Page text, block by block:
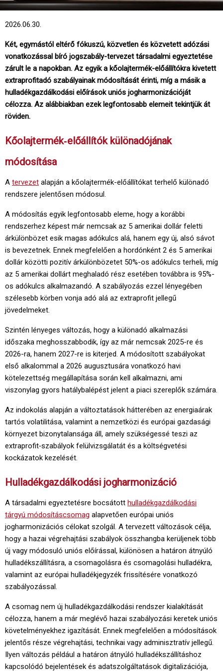
2026.06.30.
Két, egymástól eltérő fókuszú, közvetlen és közvetett adózási
vonatkozással bíró jogszabály-tervezet társadalmi egyeztetése
zárult le a napokban. Az egyik a kőolajtermék-előállítókra kivetett
extraprofitadó szabályainak módosítását érinti, míg a másik a
hulladékgazdálkodási előírások uniós jogharmonizációját
célozza. Az alábbiakban ezek legfontosabb elemeit tekintjük át
röviden.
Kőolajtermék‑előállítók különadójának
módosítása
A tervezet alapján a kőolajtermék-előállítókat terhelő különadó
rendszere jelentősen módosul.
A módosítás egyik legfontosabb eleme, hogy a korábbi
rendszerhez képest már nemcsak az 5 amerikai dollár feletti
árkülönbözet esik magas adókulcs alá, hanem egy új, alsó sávot
is bevezetnek. Ennek megfelelően a hordónként 2 és 5 amerikai
dollár közötti pozitív árkülönbözetet 50%-os adókulcs terheli, míg
az 5 amerikai dollárt meghaladó rész esetében továbbra is 95%-
os adókulcs alkalmazandó. A szabályozás ezzel lényegében
szélesebb körben vonja adó alá az extraprofit jellegű
jövedelmeket.
Szintén lényeges változás, hogy a különadó alkalmazási
időszaka meghosszabbodik, így az már nemcsak 2025-re és
2026-ra, hanem 2027-re is kiterjed. A módosított szabályokat
első alkalommal a 2026 augusztusára vonatkozó havi
kötelezettség megállapítása során kell alkalmazni, ami
viszonylag gyors hatálybalépést jelent a piaci szereplők számára.
Az indokolás alapján a változtatások hátterében az energiaárak
tartós volatilitása, valamint a nemzetközi és európai gazdasági
környezet bizonytalansága áll, amely szükségessé teszi az
extraprofit‑szabályok felülvizsgálatát és a költségvetési
kockázatok kezelését.
Hulladékgazdálkodási jogharmonizáció
A társadalmi egyeztetésre bocsátott hulladékgazdálkodási
tárgyú módosításcsomag alapvetően európai uniós
jogharmonizációs célokat szolgál. A tervezett változások célja,
hogy a hazai végrehajtási szabályok összhangba kerüljenek több
új vagy módosuló uniós előírással, különösen a határon átnyúló
hulladékszállításra, a csomagolásra és csomagolási hulladékra,
valamint az európai hulladékjegyzék frissítésére vonatkozó
szabályozással.
A csomag nem új hulladékgazdálkodási rendszer kialakítását
célozza, hanem a már meglévő hazai szabályozási keretek uniós
követelményekhez igazítását. Ennek megfelelően a módosítások
jelentős része végrehajtási, technikai vagy adminisztratív jellegű.
Ilyen változás például a határon átnyúló hulladékszállításhoz
kapcsolódó bejelentések és adatszolgáltatások digitalizációja,